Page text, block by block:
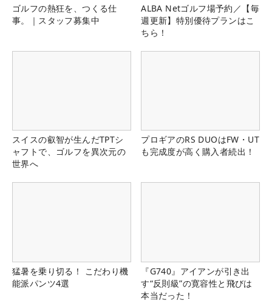
ゴルフの熱狂を、つくる仕
事。｜スタッフ募集中
ALBA Netゴルフ場予約／【毎
週更新】特別優待プランはこ
ちら！
スイスの叡智が生んだTPTシ
ャフトで、ゴルフを異次元の
世界へ
プロギアのRS DUOはFW・UT
も完成度が高く購入者続出！
猛暑を乗り切る！ こだわり機
能派パンツ4選
『G740』アイアンが引き出
す“反則級”の寛容性と飛びは
本当だった！